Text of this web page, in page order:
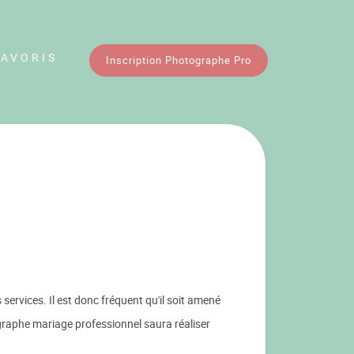
Inscription Photographe Pro
Il est donc fréquent qu'il soit amené
mariage professionnel saura réaliser